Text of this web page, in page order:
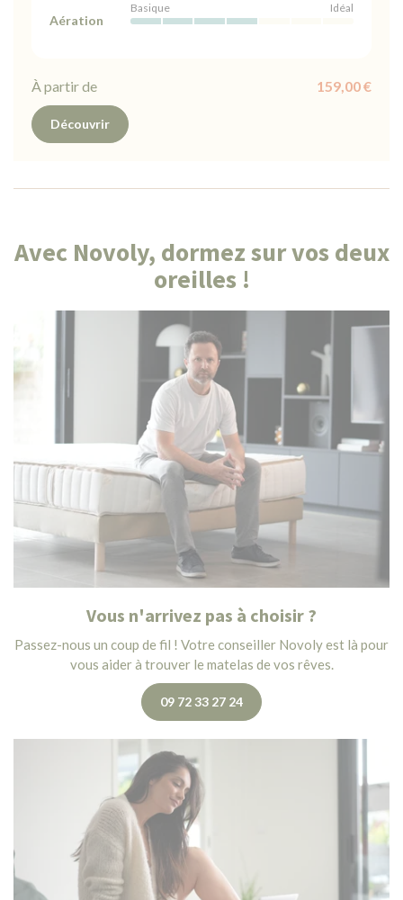
Aération
Basique Idéal
À partir de 159,00 €
Découvrir
Avec Novoly, dormez sur vos deux
oreilles !
Vous n'arrivez pas à choisir ?
Passez-nous un coup de fil ! Votre conseiller Novoly est là pour
vous aider à trouver le matelas de vos rêves.
09 72 33 27 24